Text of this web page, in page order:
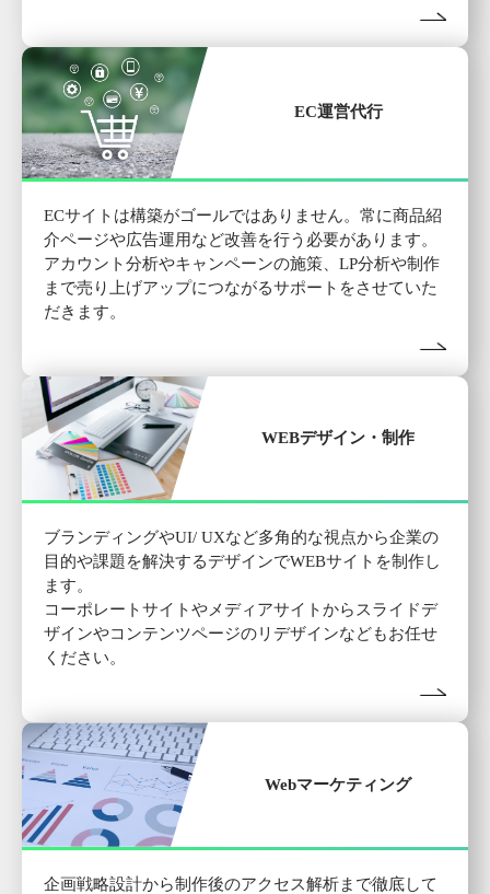
EC運営代行
ECサイトは構築がゴールではありません。常に商品紹
介ページや広告運用など改善を行う必要があります。
アカウント分析やキャンペーンの施策、LP分析や制作
まで売り上げアップにつながるサポートをさせていた
だきます。
WEBデザイン・制作
ブランディングやUI/ UXなど多角的な視点から企業の
目的や課題を解決するデザインでWEBサイトを制作し
ます。
コーポレートサイトやメディアサイトからスライドデ
ザインやコンテンツページのリデザインなどもお任せ
ください。
Webマーケティング
企画戦略設計から制作後のアクセス解析まで徹底して